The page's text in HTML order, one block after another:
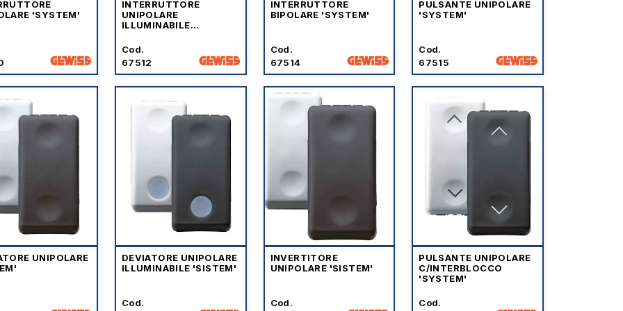
'SYSTEM'
INTERRUTTORE
UNIPOLARE
ILLUMINABILE
Cod.
67512
INTERRUTTORE
BIPOLARE 'SYSTEM'
Cod.
67514
PULSANTE UNIPOLARE
'SYSTEM'
Cod.
67515
UNIPOLARE
DEVIATORE UNIPOLARE
ILLUMINABILE 'SISTEM'
Cod.
INVERTITORE
UNIPOLARE 'SISTEM'
Cod.
PULSANTE UNIPOLARE
C/INTERBLOCCO
'SYSTEM'
Cod.